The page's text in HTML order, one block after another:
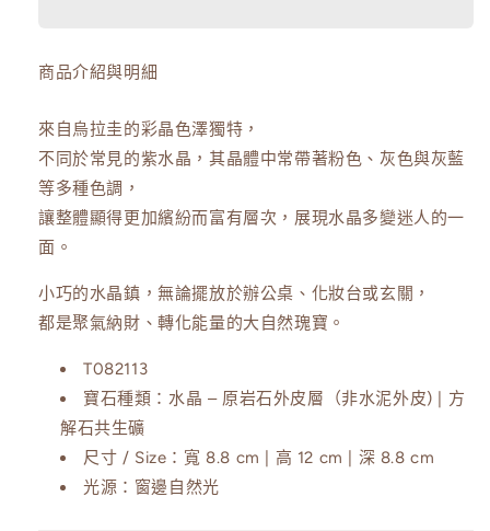
層
水
晶
鎮
T082113
數
減
少
水
晶
數
增
加
商品介紹與明細
來自烏拉圭的彩晶色澤獨特，
不同於常見的紫水晶，其晶體中常帶著粉色、灰色與灰藍
等多種色調，
讓整體顯得更加繽紛而富有層次，展現水晶多變迷人的一
面。
小巧的水晶鎮，無論擺放於辦公桌、化妝台或玄關，
都是聚氣納財、轉化能量的大自然瑰寶。
T082113
寶石種類：水晶 – 原岩石外皮層（非水泥外皮) | 方
解石共生礦
尺寸 / Size：寬 8.8 cm | 高 12 cm | 深 8.8 cm
光源：窗邊自然光